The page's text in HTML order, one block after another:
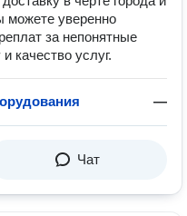
можете уверенно
за непонятные
качество услуг.
—
Чат